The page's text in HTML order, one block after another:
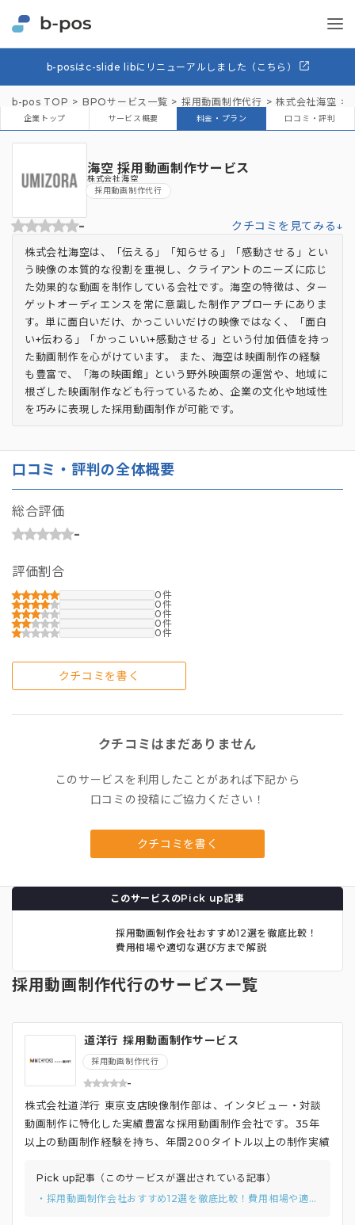
b-posはc-slide libにリニューアルしました（こちら）
b-pos TOP BPOサービス一覧 採用動画制作代行 株式会社海空
企業トップ サービス概要 料金・プラン 口コミ・評判
海空 採用動画制作サービス
株式会社海空
採用動画制作代行
- クチコミを見てみる↓
株式会社海空は、「伝える」「知らせる」「感動させる」とい
う映像の本質的な役割を重視し、クライアントのニーズに応じ
た効果的な動画を制作している会社です。海空の特徴は、ター
ゲットオーディエンスを常に意識した制作アプローチにありま
す。単に面白いだけ、かっこいいだけの映像ではなく、「面白
い+伝わる」「かっこいい+感動させる」という付加価値を持っ
た動画制作を心がけています。 また、海空は映画制作の経験
も豊富で、「海の映画館」という野外映画祭の運営や、地域に
根ざした映画制作なども行っているため、企業の文化や地域性
を巧みに表現した採用動画制作が可能です。
口コミ・評判の全体概要
総合評価
-
評価割合
0
0
0
0
0
クチコミを書く
クチコミはまだありません
このサービスを利用したことがあれば下記から
口コミの投稿にご協力ください！
クチコミを書く
このサービスのPick up記事
採用動画制作会社おすすめ12選を徹底比較！
費用相場や適切な選び方まで解説
採用動画制作代行のサービス一覧
道洋行 採用動画制作サービス
採用動画制作代行
-
株式会社道洋行 東京支店映像制作部は、インタビュー・対談
動画制作に特化した実績豊富な採用動画制作会社です。35年
以上の動画制作経験を持ち、年間200タイトル以上の制作実績
タビュー動画制作はもちろん、採用動画や会社紹介動画、経営
者・社員の声、顧客の声など、様々な目的に合わせたインタビ
Pick up記事（このサービスが選出されている記事）
・採用動画制作会社おすすめ12選を徹底比較！費用相場や適切な選び方まで解説